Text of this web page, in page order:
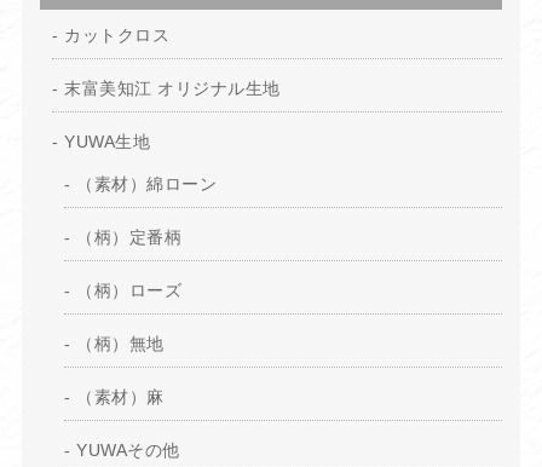
カットクロス
末富美知江 オリジナル生地
YUWA生地
（素材）綿ローン
（柄）定番柄
（柄）ローズ
（柄）無地
（素材）麻
YUWAその他